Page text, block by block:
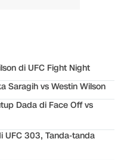
di UFC Fight Night
Saragih vs Westin Wilson
Dada di Face Off vs
UFC 303, Tanda-tanda